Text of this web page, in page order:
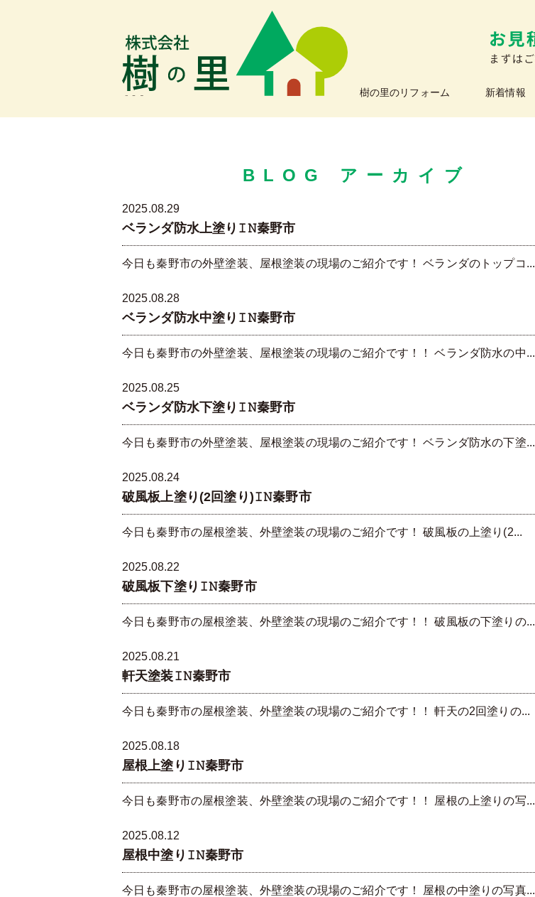
樹の里のリフォーム 新着情報
BLOG アーカイブ
2025.08.29
ベランダ防水上塗り𝙸𝙽秦野市
今日も秦野市の外壁塗装、屋根塗装の現場のご紹介です！ ベランダのトップコ...
2025.08.28
ベランダ防水中塗り𝙸𝙽秦野市
今日も秦野市の外壁塗装、屋根塗装の現場のご紹介です！！ ベランダ防水の中...
2025.08.25
ベランダ防水下塗り𝙸𝙽秦野市
今日も秦野市の外壁塗装、屋根塗装の現場のご紹介です！ ベランダ防水の下塗...
2025.08.24
破風板上塗り(2回塗り)𝙸𝙽秦野市
今日も秦野市の屋根塗装、外壁塗装の現場のご紹介です！ 破風板の上塗り(2...
2025.08.22
破風板下塗り𝙸𝙽秦野市
今日も秦野市の屋根塗装、外壁塗装の現場のご紹介です！！ 破風板の下塗りの...
2025.08.21
軒天塗装𝙸𝙽秦野市
今日も秦野市の屋根塗装、外壁塗装の現場のご紹介です！！ 軒天の2回塗りの...
2025.08.18
屋根上塗り𝙸𝙽秦野市
今日も秦野市の屋根塗装、外壁塗装の現場のご紹介です！！ 屋根の上塗りの写...
2025.08.12
屋根中塗り𝙸𝙽秦野市
今日も秦野市の屋根塗装、外壁塗装の現場のご紹介です！ 屋根の中塗りの写真...